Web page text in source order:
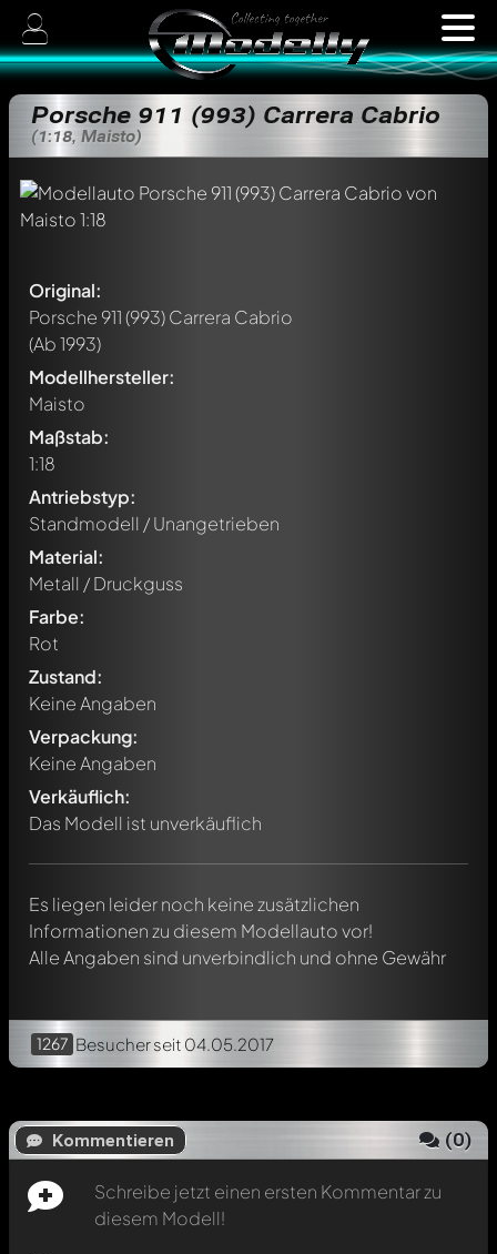
Porsche 911 (993) Carrera Cabrio
(1:18, Maisto)
Original:
Porsche 911 (993) Carrera Cabrio
(Ab 1993)
Modellhersteller:
Maisto
Maßstab:
1:18
Antriebstyp:
Standmodell / Unangetrieben
Material:
Metall / Druckguss
Farbe:
Rot
Zustand:
Keine Angaben
Verpackung:
Keine Angaben
Verkäuflich:
Das Modell ist unverkäuflich
Es liegen leider noch keine zusätzlichen
Informationen zu diesem Modellauto vor!
Alle Angaben sind unverbindlich und ohne Gewähr
1267 Besucherseit 04.05.2017
Kommentieren (0)
Schreibe jetzt einen ersten Kommentar zu
diesem Modell!
Schreibe jetzt einen ersten Kommentar zu diesem Modell!
Jeder Kommentar kann von allen Mitgliedern diskutiert
werden. Es ist wie ein Chat.
Erwähne andere Modelly-Mitglieder durch die
automatisch darüber informiert.